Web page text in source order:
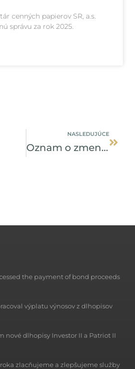
cenných papierov SR, a.s.
správu za rok 2025.
NASLEDUJÚCE
Oznam o zmene recyklačnej periódy pre spárované príkazy na vyrovnanie
the payment of bond proceeds
výplatu výnosov z dlhopisov
nové dlhopisy Investor II a Patriot II
roka zlacňujeme a zlepšujeme služby